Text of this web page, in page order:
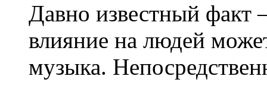
Давно известный факт
влияние на людей
музыка.